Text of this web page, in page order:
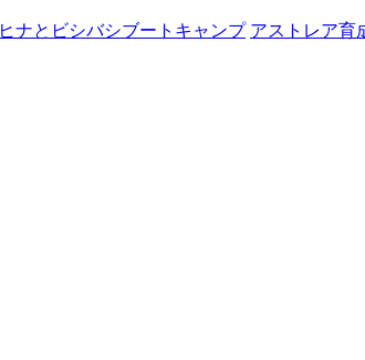
ヒナとビシバシブートキャンプ アストレア育